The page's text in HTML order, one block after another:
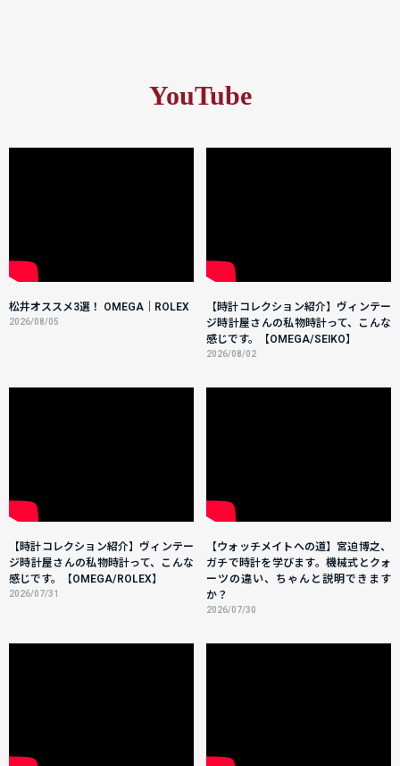
YouTube
松井オススメ3選！ OMEGA｜ROLEX
2026/08/05
【時計コレクション紹介】ヴィンテー
ジ時計屋さんの私物時計って、こんな
感じです。【OMEGA/SEIKO】
2026/08/02
【時計コレクション紹介】ヴィンテー
ジ時計屋さんの私物時計って、こんな
感じです。【OMEGA/ROLEX】
2026/07/31
【ウォッチメイトへの道】宮迫博之、
ガチで時計を学びます。機械式とクォ
ーツの違い、ちゃんと説明できます
か？
2026/07/30